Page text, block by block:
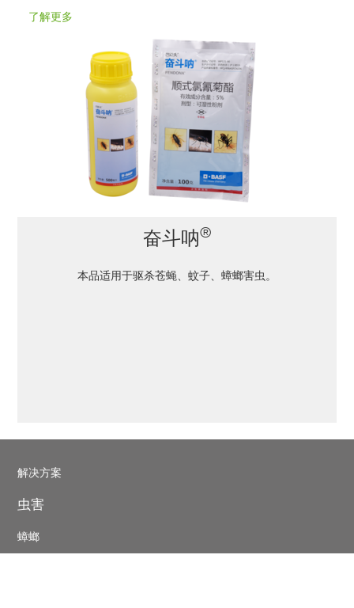
奋斗呐®
本品适用于驱杀苍蝇、蚊子、蟑螂害虫。
了解更多
Pest
footer
解决方案
虫害
蟑螂